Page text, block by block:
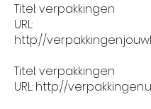
Titel: verpakkingen
URL:
http://
Titel: verpakkingen
URL: http://